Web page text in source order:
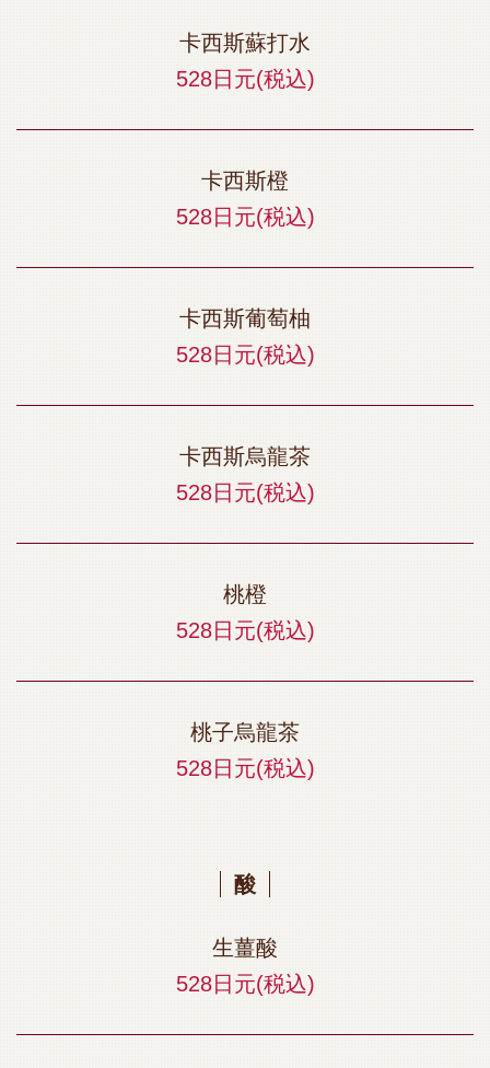
卡西斯蘇打水
528日元(税込)
卡西斯橙
528日元(税込)
卡西斯葡萄柚
528日元(税込)
卡西斯烏龍茶
528日元(税込)
桃橙
528日元(税込)
桃子烏龍茶
528日元(税込)
酸
生薑酸
528日元(税込)